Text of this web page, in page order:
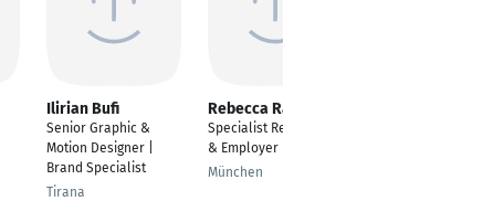
Ilirian Bufi
Senior Graphic &
Motion Designer |
Brand Specialist
Tirana
Rebecca Raabe
Specialist Recruiting
& Employer Brand
München